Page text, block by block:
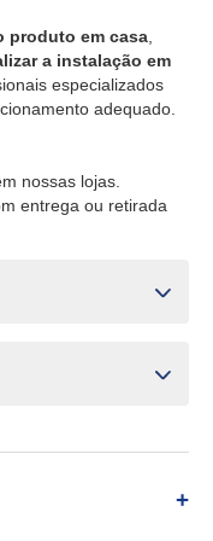
produto em casa
a instalação em
especializados
adequado.
nossas lojas.
entrega ou retirada